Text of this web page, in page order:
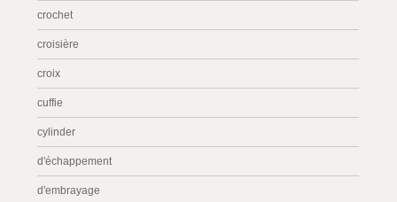
crochet
croisière
croix
cuffie
cylinder
d'échappement
d'embrayage